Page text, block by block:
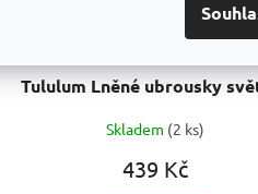
Skladem (2 ks)
439 Kč